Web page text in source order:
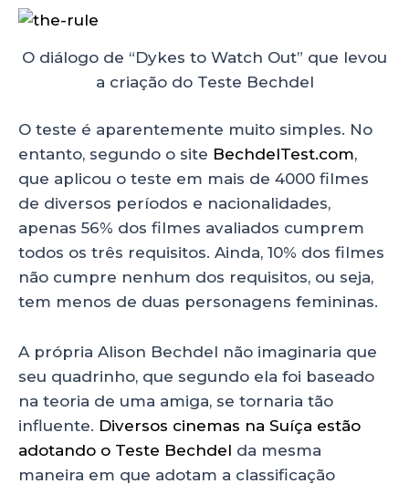
O diálogo de “Dykes to Watch Out” que levou
a criação do Teste Bechdel
O teste é aparentemente muito simples. No
entanto, segundo o site BechdelTest.com,
que aplicou o teste em mais de 4000 filmes
de diversos períodos e nacionalidades,
apenas 56% dos filmes avaliados cumprem
todos os três requisitos. Ainda, 10% dos filmes
não cumpre nenhum dos requisitos, ou seja,
tem menos de duas personagens femininas.
A própria Alison Bechdel não imaginaria que
seu quadrinho, que segundo ela foi baseado
na teoria de uma amiga, se tornaria tão
influente. Diversos cinemas na Suíça estão
adotando o Teste Bechdel da mesma
maneira em que adotam a classificação